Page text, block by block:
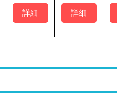
詳細 詳細